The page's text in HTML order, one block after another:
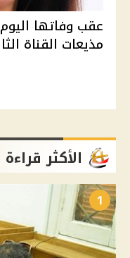
عقب وفاتها
مذيعات القناة
الأكثر قراءة
1